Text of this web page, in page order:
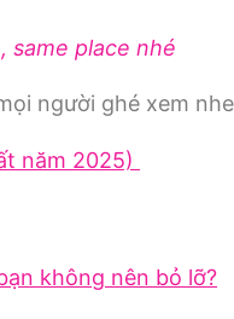
same place nhé
người ghé xem nhe
năm 2025)
không nên bỏ lỡ?